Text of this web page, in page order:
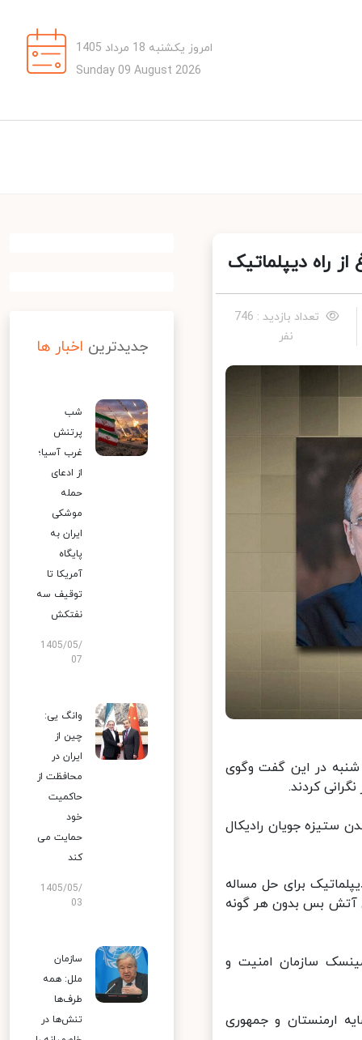
امروز یکشنبه 18 مرداد 1405
Sunday 09 August 2026
راه دیپلماتیک
تعداد بازدید : 746
نفر
شنبه در این گفت وگوی
کردند.
ستیزه جویان رادیکال
برای حل مساله
آتش بس بدون هر گونه
سازمان امنیت و
ارمنستان و جمهوری
جدیدترین اخبار ها
شب
پرتنش
غرب آسیا؛
از ادعای
حمله
موشکی
ایران به
پایگاه
آمریکا تا
توقیف سه
نفتکش
1405/05/
07
وانگ یی:
چین از
ایران در
محافظت از
حاکمیت
خود
حمایت می
کند
1405/05/
03
سازمان
ملل: همه
طرف‌ها
تنش‌ها در